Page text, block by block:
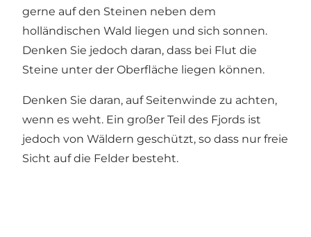
gerne auf den Steinen neben dem
holländischen Wald liegen und sich sonnen.
Denken Sie jedoch daran, dass bei Flut die
Steine ​​unter der Oberfläche liegen können.
Denken Sie daran, auf Seitenwinde zu achten,
wenn es weht. Ein großer Teil des Fjords ist
jedoch von Wäldern geschützt, so dass nur freie
Sicht auf die Felder besteht.